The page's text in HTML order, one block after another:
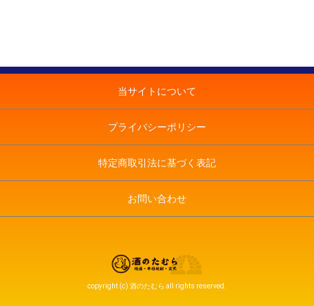
当サイトについて
プライバシーポリシー
特定商取引法に基づく表記
お問い合わせ
copyright (c) 酒のたむら all rights reserved.